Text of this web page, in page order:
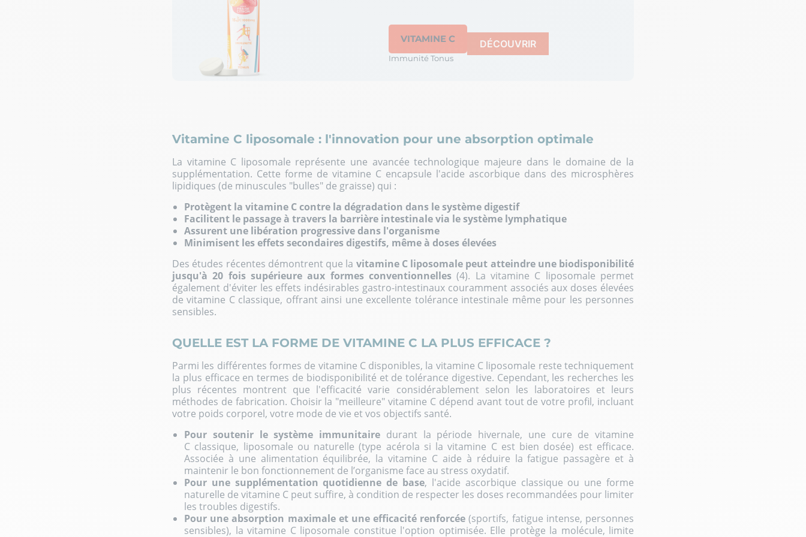
VITAMINE C
Immunité Tonus
DÉCOUVRIR
Vitamine C liposomale : l'innovation pour une absorption optimale
La vitamine C liposomale représente une avancée technologique majeure dans le domaine de la
supplémentation. Cette forme de vitamine C encapsule l'acide ascorbique dans des microsphères
lipidiques (de minuscules "bulles" de graisse) qui :
Protègent la vitamine C contre la dégradation dans le système digestif
Facilitent le passage à travers la barrière intestinale via le système lymphatique
Assurent une libération progressive dans l'organisme
Minimisent les effets secondaires digestifs, même à doses élevées
Des études récentes démontrent que la vitamine C liposomale peut atteindre une biodisponibilité
jusqu'à 20 fois supérieure aux formes conventionnelles (4). La vitamine C liposomale permet
également d'éviter les effets indésirables gastro-intestinaux couramment associés aux doses élevées
de vitamine C classique, offrant ainsi une excellente tolérance intestinale même pour les personnes
sensibles.
QUELLE EST LA FORME DE VITAMINE C LA PLUS EFFICACE ?
Parmi les différentes formes de vitamine C disponibles, la vitamine C liposomale reste techniquement
la plus efficace en termes de biodisponibilité et de tolérance digestive. Cependant, les recherches les
plus récentes montrent que l'efficacité varie considérablement selon les laboratoires et leurs
méthodes de fabrication. Choisir la "meilleure" vitamine C dépend avant tout de votre profil, incluant
votre poids corporel, votre mode de vie et vos objectifs santé.
Pour soutenir le système immunitaire durant la période hivernale, une cure de vitamine
C classique, liposomale ou naturelle (type acérola si la vitamine C est bien dosée) est efficace.
Associée à une alimentation équilibrée, la vitamine C aide à réduire la fatigue passagère et à
maintenir le bon fonctionnement de l’organisme face au stress oxydatif.
Pour une supplémentation quotidienne de base, l'acide ascorbique classique ou une forme
naturelle de vitamine C peut suffire, à condition de respecter les doses recommandées pour limiter
les troubles digestifs.
Pour une absorption maximale et une efficacité renforcée (sportifs, fatigue intense, personnes
sensibles), la vitamine C liposomale constitue l'option optimisée. Elle protège la molécule, limite